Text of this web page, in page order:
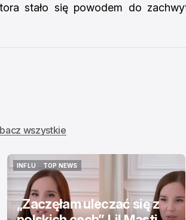
stało się powodem do
wszystkie
INFLU
INFLU
TOP NEWS
TOP NEWS
„Zaczęłam uleczać się z